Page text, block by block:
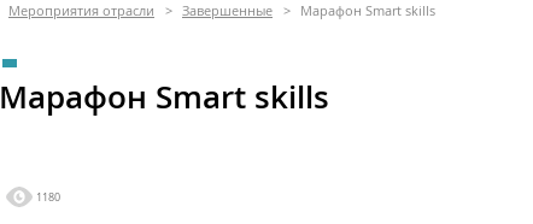
Мероприятия отрасли > Завершенные > Марафон Smart skills
Марафон Smart skills
1180